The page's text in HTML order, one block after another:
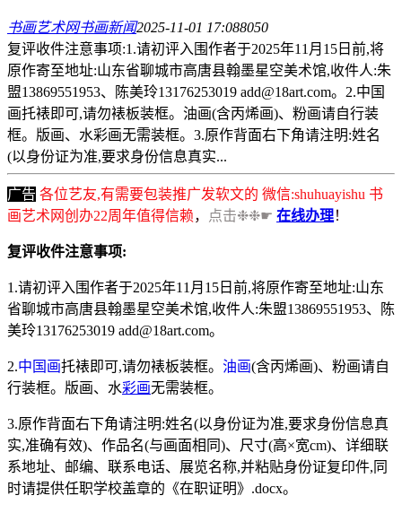
书画艺术网书画新闻2025-11-01 17:088050
复评收件注意事项:1.请初评入围作者于2025年11月15日前,将
原作寄至地址:山东省聊城市高唐县翰墨星空美术馆,收件人:朱
盟13869551953、陈美玲13176253019 add@18art.com。2.中国
画托裱即可,请勿裱板装框。油画(含丙烯画)、粉画请自行装
框。版画、水彩画无需装框。3.原作背面右下角请注明:姓名
(以身份证为准,要求身份信息真实...
广告 各位艺友,有需要包装推广发软文的 微信:shuhuayishu 书
画艺术网创办22周年值得信赖， 点击❉❉☛ 在线办理！
复评收件注意事项:
1.请初评入围作者于2025年11月15日前,将原作寄至地址:山东
省聊城市高唐县翰墨星空美术馆,收件人:朱盟13869551953、陈
美玲13176253019 add@18art.com。
2.中国画托裱即可,请勿裱板装框。 油画(含丙烯画)、粉画请自
行装框。版画、水彩画无需装框。
3.原作背面右下角请注明:姓名(以身份证为准,要求身份信息真
实,准确有效)、作品名(与画面相同)、尺寸(高×宽cm)、详细联
系地址、邮编、联系电话、展览名称,并粘贴身份证复印件,同
时请提供任职学校盖章的《在职证明》.docx。